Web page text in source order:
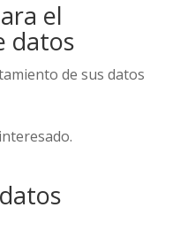
el
datos
de sus datos